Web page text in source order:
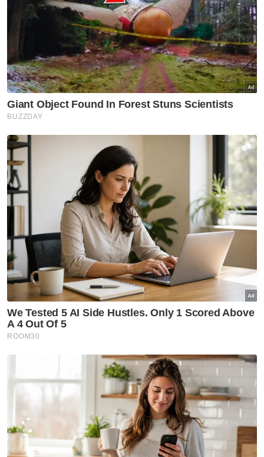
Politik
Nurul Izzah cuti sementara
jawatan Timbalan Presiden
PKR
Politik
PRN Melaka: Baru Ogos, jangan
bergaduh awal, runding dulu -
Ahmad Maslan
Politik
'Kami okay sahaja bersahabat'
- Akmal Saleh ulas kunjungan
Pemuda UMNO ke Kompleks
Pas Kedah
Politik
'Jangan jadikan isu RCI Tabung
Haji medan salahkan parti
politik' - Reezal Merican